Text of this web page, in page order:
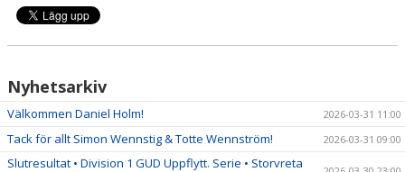
Nyhetsarkiv
Välkommen Daniel Holm! 2026-03-31 11:00
Tack för allt Simon Wennstig & Totte Wennström! 2026-03-31 09:00
Slutresultat • Division 1 GUD Uppflytt. Serie • Storvreta